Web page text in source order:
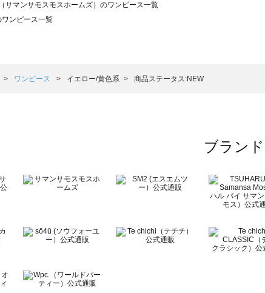
サマンサモスモスホームズ）のワンピース一覧
ンピース一覧
（ツハルバイサマンサモスモス）のワンピース一覧
サマンサモスモス ラーゴム）のワンピース一覧
ズブルー）のワンピース一覧
ー）のワンピース一覧
ワンピース イエロー/黄色系 商品ステータス:NEW
ブラン